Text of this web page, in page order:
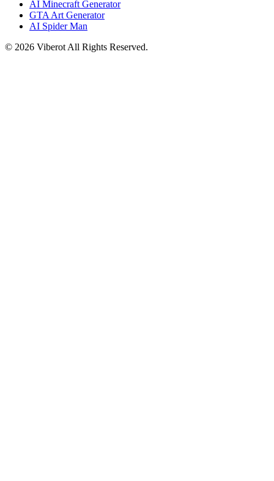
AI Minecraft Generator
GTA Art Generator
AI Spider Man
© 2026 Viberot All Rights Reserved.